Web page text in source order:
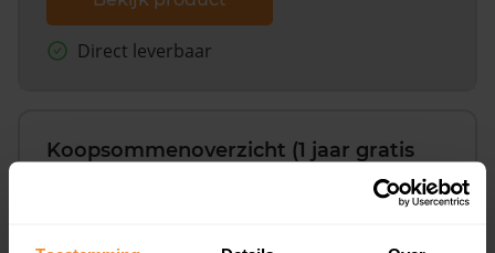
Direct leverbaar
Koopsommenoverzicht (1 jaar gratis